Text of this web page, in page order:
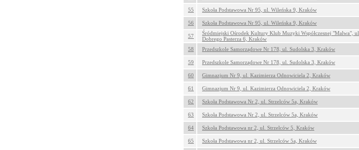
55 Szkoła Podstawowa Nr 95, ul. Wileńska 9, Kraków
56 Szkoła Podstawowa Nr 95, ul. Wileńska 9, Kraków
57
Śródmiejski Ośrodek Kultury Klub Muzyki Współczesnej "Malwa", ul.
Dobrego Pasterza 6, Kraków
58 Przedszkole Samorządowe Nr 178, ul. Sudolska 3, Kraków
59 Przedszkole Samorządowe Nr 178, ul. Sudolska 3, Kraków
60 Gimnazjum Nr 9, ul. Kazimierza Odnowiciela 2, Kraków
61 Gimnazjum Nr 9, ul. Kazimierza Odnowiciela 2, Kraków
62 Szkoła Podstawowa Nr 2, ul. Strzelców 5a, Kraków
63 Szkoła Podstawowa Nr 2, ul. Strzelców 5a, Kraków
64 Szkoła Podstawowa nr 2, ul. Strzelców 5, Kraków
65 Szkoła Podstawowa nr 2, ul. Strzelców 5a, Kraków